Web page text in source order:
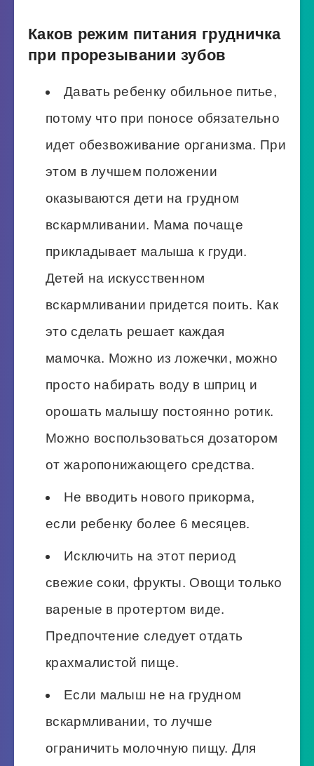
Каков режим питания грудничка
при прорезывании зубов
Давать ребенку обильное питье,
потому что при поносе обязательно
идет обезвоживание организма. При
этом в лучшем положении
оказываются дети на грудном
вскармливании. Мама почаще
прикладывает малыша к груди.
Детей на искусственном
вскармливании придется поить. Как
это сделать решает каждая
мамочка. Можно из ложечки, можно
просто набирать воду в шприц и
орошать малышу постоянно ротик.
Можно воспользоваться дозатором
от жаропонижающего средства.
Не вводить нового прикорма,
если ребенку более 6 месяцев.
Исключить на этот период
свежие соки, фрукты. Овощи только
вареные в протертом виде.
Предпочтение следует отдать
крахмалистой пище.
Если малыш не на грудном
вскармливании, то лучше
ограничить молочную пищу. Для